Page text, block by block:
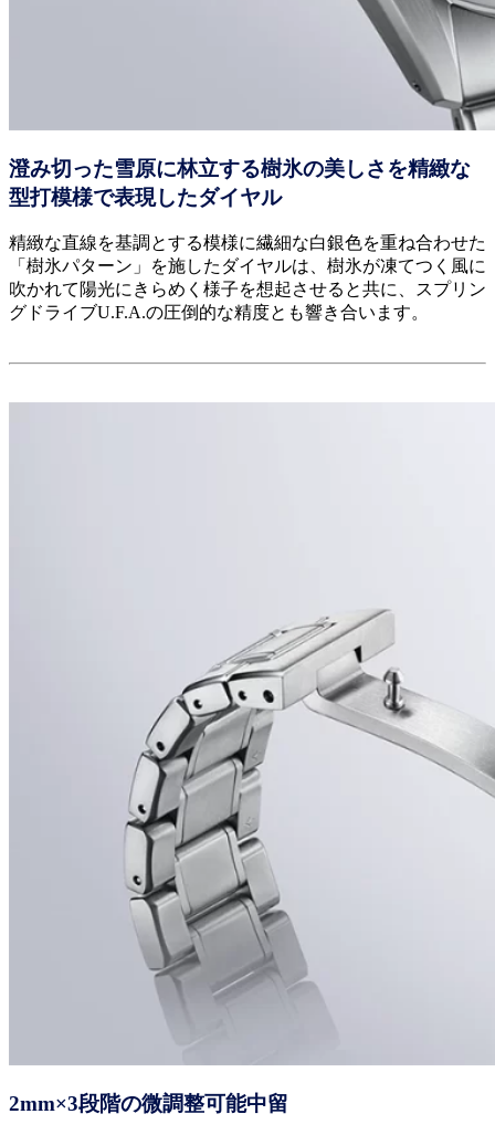
澄み切った雪原に林立する樹氷の美しさを精緻な
型打模様で表現したダイヤル
精緻な直線を基調とする模様に繊細な白銀色を重ね合わせた
「樹氷パターン」を施したダイヤルは、樹氷が凍てつく風に
吹かれて陽光にきらめく様子を想起させると共に、スプリン
グドライブU.F.A.の圧倒的な精度とも響き合います。
2mm×3段階の微調整可能中留